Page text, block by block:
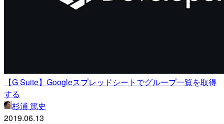
【G Suite】Googleスプレッドシートでグループ一覧を取得
する
杉浦 篤史
2019.06.13